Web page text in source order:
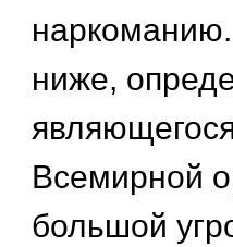
ниже,
Всемирной
большой